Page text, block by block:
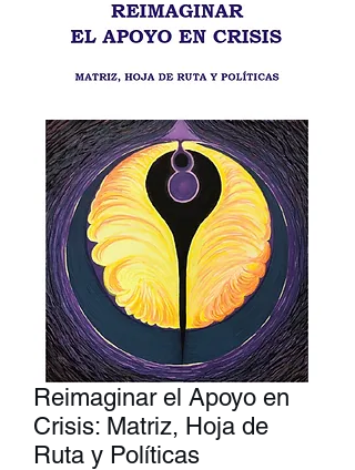
Reimaginar el Apoyo en
Crisis: Matriz, Hoja de
Ruta y Políticas